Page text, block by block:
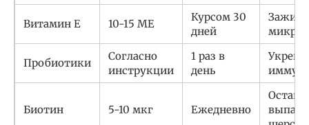
Витамин Е 10-15 МЕ
Курсом 30
дней
Пробиотики
Согласно
инструкции
1 раз в
день
Биотин 5-10 мкг Ежедневно